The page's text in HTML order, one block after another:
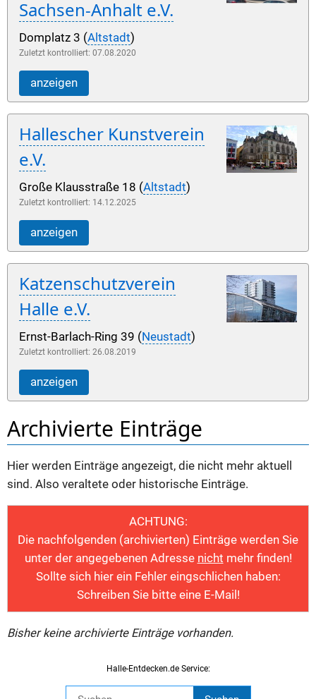
Sachsen-Anhalt e.V.
Domplatz 3 (Altstadt)
Zuletzt kontrolliert: 07.08.2020
anzeigen
Hallescher Kunstverein
e.V.
Große Klausstraße 18 (Altstadt)
Zuletzt kontrolliert: 14.12.2025
anzeigen
Katzenschutzverein
Halle e.V.
Ernst-Barlach-Ring 39 ( Neustadt)
Zuletzt kontrolliert: 26.08.2019
anzeigen
Archivierte Einträge
Hier werden Einträge angezeigt, die nicht mehr aktuell
sind. Also veraltete oder historische Einträge.
ACHTUNG:
Die nachfolgenden (archivierten) Einträge werden Sie
unter der angegebenen Adresse nicht mehr finden!
Sollte sich hier ein Fehler eingschlichen haben:
Schreiben Sie bitte eine E-Mail!
Bisher keine archivierte Einträge vorhanden.
Halle-Entdecken.de Service: